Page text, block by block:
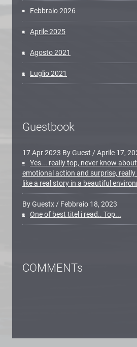
Febbraio 2026
Aprile 2025
Agosto 2021
Luglio 2021
Guestbook
17 Apr 2023 By Guest /Aprile 17,
Yes... really top, never know
emotional action and surprise,
like a real story in a beautiful
By Guestx / Febbraio 18, 2023
One of best titel i read.. Top...
COMMENTs